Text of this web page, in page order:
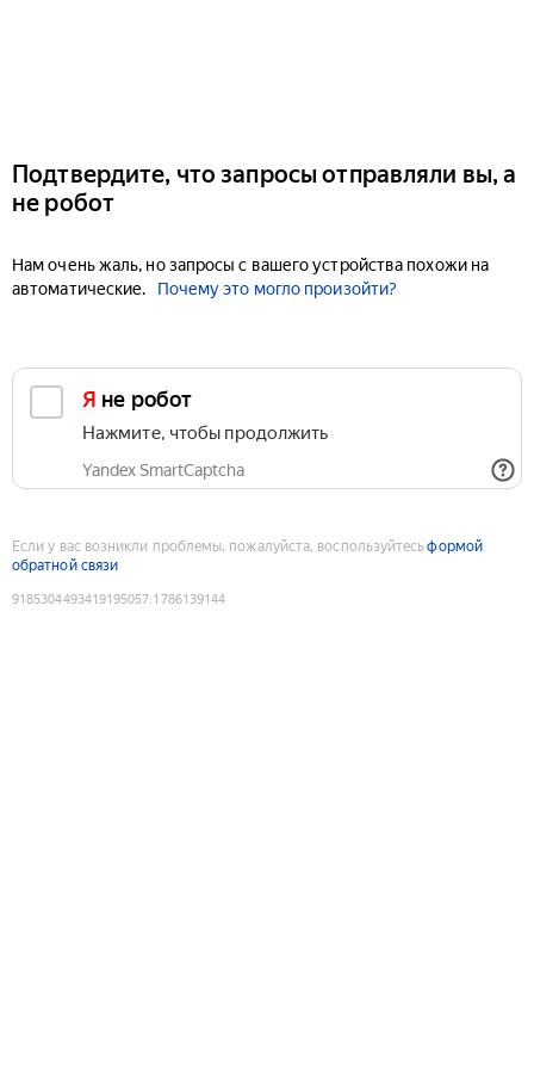
Подтвердите, что запросы отправляли вы, а
не робот
Нам очень жаль, но запросы с вашего устройства похожи на
автоматические.
Почему это могло произойти?
Я не робот
Нажмите, чтобы продолжить
Yandex SmartCaptcha
Если у вас возникли проблемы, пожалуйста, воспользуйтесьформой
обратной связи
9185304493419195057:1786139144